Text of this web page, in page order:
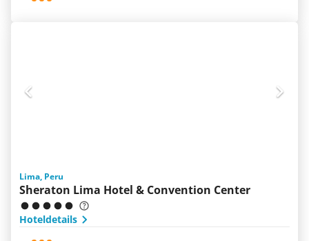
Lima, Peru
Sheraton Lima Hotel & Convention Center
Hoteldetails